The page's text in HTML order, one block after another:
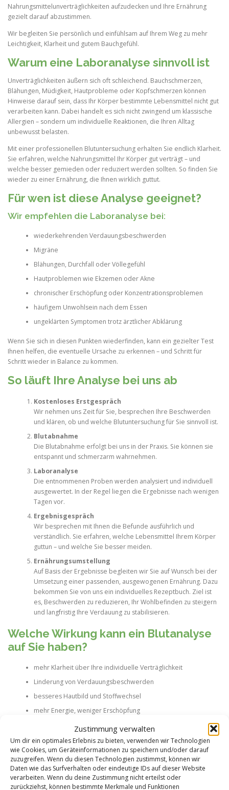
Zustimmung verwalten
Um dir ein optimales Erlebnis zu bieten, verwenden wir Technologien
wie Cookies, um Geräteinformationen zu speichern und/oder darauf
zuzugreifen. Wenn du diesen Technologien zustimmst, können wir
Daten wie das Surfverhalten oder eindeutige IDs auf dieser Website
verarbeiten. Wenn du deine Zustimmung nicht erteilst oder
zurückziehst, können bestimmte Merkmale und Funktionen
Nahrungsmittelunverträglichkeiten aufzudecken und Ihre Ernährung
gezielt darauf abzustimmen.
Wir begleiten Sie persönlich und einfühlsam auf Ihrem Weg zu mehr
Leichtigkeit, Klarheit und gutem Bauchgefühl.
Warum eine Laboranalyse sinnvoll ist
Unverträglichkeiten äußern sich oft schleichend. Bauchschmerzen,
Blähungen, Müdigkeit, Hautprobleme oder Kopfschmerzen können
Hinweise darauf sein, dass Ihr Körper bestimmte Lebensmittel nicht gut
verarbeiten kann. Dabei handelt es sich nicht zwingend um klassische
Allergien – sondern um individuelle Reaktionen, die Ihren Alltag
unbewusst belasten.
Mit einer professionellen Blutuntersuchung erhalten Sie endlich Klarheit.
Sie erfahren, welche Nahrungsmittel Ihr Körper gut verträgt – und
welche besser gemieden oder reduziert werden sollten. So finden Sie
wieder zu einer Ernährung, die Ihnen wirklich guttut.
Für wen ist diese Analyse geeignet?
Wir empfehlen die Laboranalyse bei:
wiederkehrenden Verdauungsbeschwerden
Migräne
Blähungen, Durchfall oder Völlegefühl
Hautproblemen wie Ekzemen oder Akne
chronischer Erschöpfung oder Konzentrationsproblemen
häufigem Unwohlsein nach dem Essen
ungeklärten Symptomen trotz ärztlicher Abklärung
Wenn Sie sich in diesen Punkten wiederfinden, kann ein gezielter Test
Ihnen helfen, die eventuelle Ursache zu erkennen – und Schritt für
Schritt wieder in Balance zu kommen.
So läuft Ihre Analyse bei uns ab
Kostenloses Erstgespräch
Wir nehmen uns Zeit für Sie, besprechen Ihre Beschwerden
und klären, ob und welche Blutuntersuchung für Sie sinnvoll ist.
Blutabnahme
Die Blutabnahme erfolgt bei uns in der Praxis. Sie können sie
entspannt und schmerzarm wahrnehmen.
Laboranalyse
Die entnommenen Proben werden analysiert und individuell
ausgewertet. In der Regel liegen die Ergebnisse nach wenigen
Tagen vor.
Ergebnisgespräch
Wir besprechen mit Ihnen die Befunde ausführlich und
verständlich. Sie erfahren, welche Lebensmittel Ihrem Körper
guttun – und welche Sie besser meiden.
Ernährungsumstellung
Auf Basis der Ergebnisse begleiten wir Sie auf Wunsch bei der
Umsetzung einer passenden, ausgewogenen Ernährung. Dazu
bekommen Sie von uns ein individuelles Rezeptbuch. Ziel ist
es, Beschwerden zu reduzieren, Ihr Wohlbefinden zu steigern
und langfristig Ihre Verdauung zu stabilisieren.
Welche Wirkung kann ein Blutanalyse
auf Sie haben?
mehr Klarheit über Ihre individuelle Verträglichkeit
Linderung von Verdauungsbeschwerden
besseres Hautbild und Stoffwechsel
mehr Energie, weniger Erschöpfung
bewusster Umgang mit Ernährung ohne Verzichtsfrust
Ist die Untersuchung sicher?
Die Blutabnahme ist ein routinierter, sehr gut verträglicher Vorgang. Sie
können danach Ihren Alltag wie gewohnt fortsetzen. Wir arbeiten mit
langjährig erprobten Labormethoden und begleiten Sie bei allen